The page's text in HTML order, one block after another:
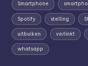
Smartphone
Spotify stelling
uitbuiken verlinkt
whatsapp